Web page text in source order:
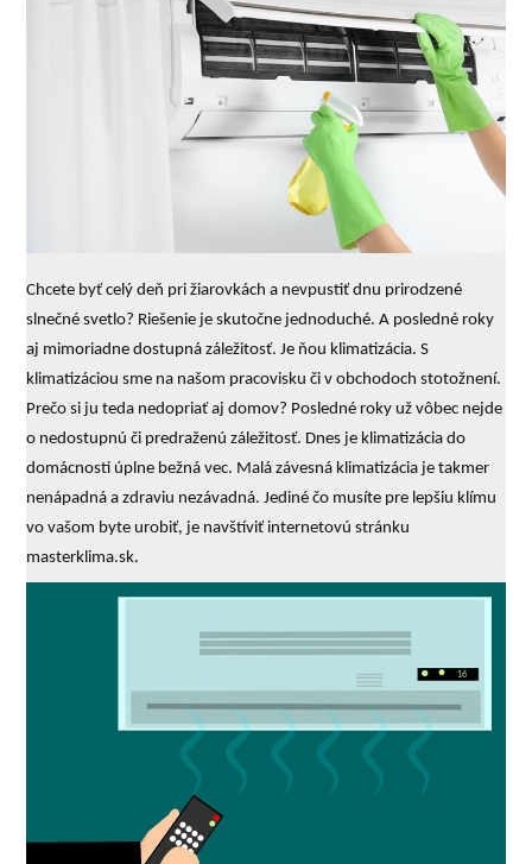
Chcete byť celý deň pri žiarovkách a nevpustiť dnu prirodzené
slnečné svetlo? Riešenie je skutočne jednoduché. A posledné roky
aj mimoriadne dostupná záležitosť. Je ňou klimatizácia. S
klimatizáciou sme na našom pracovisku či v obchodoch stotožnení.
Prečo si ju teda nedopriať aj domov? Posledné roky už vôbec nejde
o nedostupnú či predraženú záležitosť. Dnes je klimatizácia do
domácnosti úplne bežná vec. Malá závesná klimatizácia je takmer
nenápadná a zdraviu nezávadná. Jediné čo musíte pre lepšiu klímu
vo vašom byte urobiť, je navštíviť internetovú stránku
masterklima.sk.